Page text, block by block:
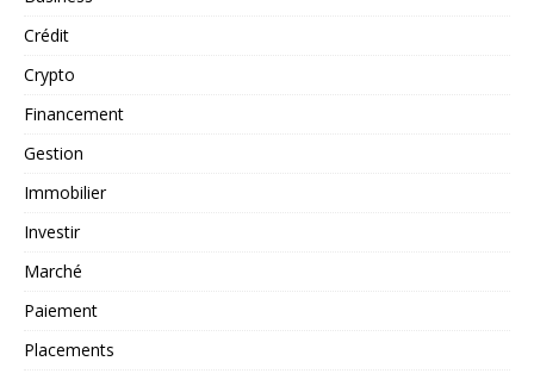
Crédit
Crypto
Financement
Gestion
Immobilier
Investir
Marché
Paiement
Placements